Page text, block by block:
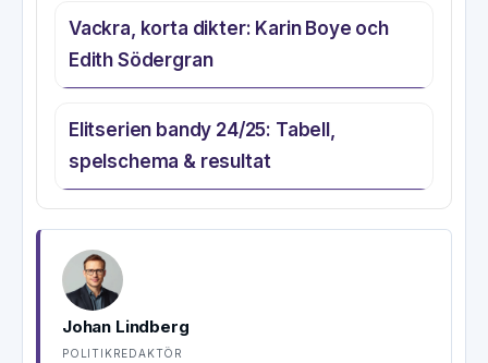
Vackra, korta dikter: Karin Boye och
Edith Södergran
Elitserien bandy 24/25: Tabell,
spelschema & resultat
Johan Lindberg
POLITIKREDAKTÖR